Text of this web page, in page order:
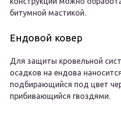
битумной мастикой.
Ендовой ковер
Для защиты кровельной
осадков на ендова
подбирающийся под цвет
прибивающийся гвоздями.